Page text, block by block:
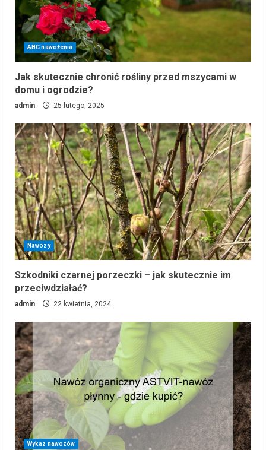
ABC nawożenia
Jak skutecznie chronić rośliny przed mszycami w
domu i ogrodzie?
admin 25 lutego, 2025
Nawozy
Szkodniki czarnej porzeczki – jak skutecznie im
przeciwdziałać?
admin 22 kwietnia, 2024
Wykaz nawozów